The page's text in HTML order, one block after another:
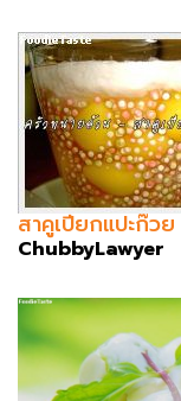
สาคูเปียกแปะก๊
ChubbyLawyer